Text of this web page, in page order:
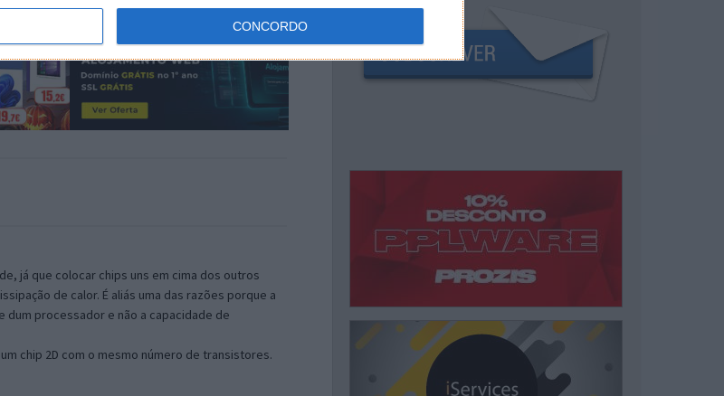
CONCORDO
já que colocar chips uns em cima dos outros
de calor. É aliás uma das razões porque a
dum processador e não a capacidade de
chip 2D com o mesmo número de transistores.